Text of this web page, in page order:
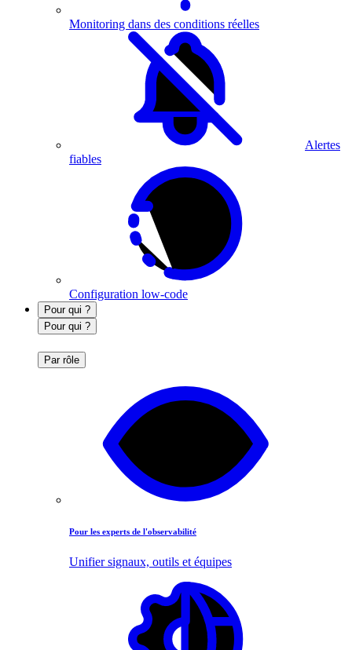
Monitoring dans des conditions réelles
Alertes
fiables
Configuration low-code
Pour qui ?
Pour qui ?
Par rôle
Pour les experts de l'observabilité
Unifier signaux, outils et équipes